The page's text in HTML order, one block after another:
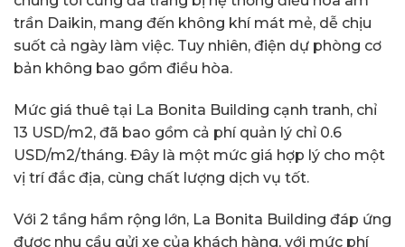
trần Daikin, mang đến không khí mát mẻ, dễ chịu
suốt cả ngày làm việc. Tuy nhiên, điện dự phòng cơ
bản không bao gồm điều hòa.
Mức giá thuê tại La Bonita Building cạnh tranh, chỉ
13 USD/m2, đã bao gồm cả phí quản lý chỉ 0.6
USD/m2/tháng. Đây là một mức giá hợp lý cho một
vị trí đắc địa, cùng chất lượng dịch vụ tốt.
Với 2 tầng hầm rộng lớn, La Bonita Building đáp ứng
được nhu cầu gửi xe của khách hàng, với mức phí